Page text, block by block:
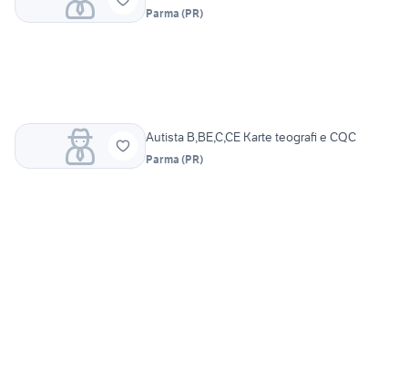
Parma (PR)
Autista B,BE,C,CE Karte teografi e CQC
Parma (PR)